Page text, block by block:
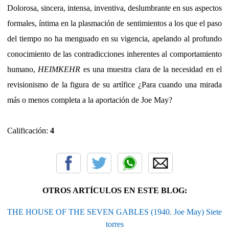
Dolorosa, sincera, intensa, inventiva, deslumbrante en sus aspectos
formales, íntima en la plasmación de sentimientos a los que el paso
del tiempo no ha menguado en su vigencia, apelando al profundo
conocimiento de las contradicciones inherentes al comportamiento
humano, HEIMKEHR es una muestra clara de la necesidad en el
revisionismo de la figura de su artífice ¿Para cuando una mirada
más o menos completa a la aportación de Joe May?
Calificación: 4
OTROS ARTÍCULOS EN ESTE BLOG:
THE HOUSE OF THE SEVEN GABLES (1940. Joe May) Siete
torres